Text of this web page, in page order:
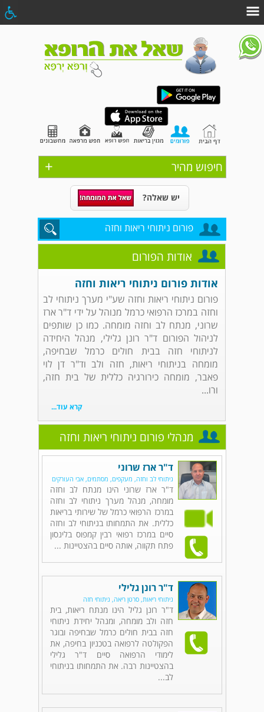
+ חיפוש מהיר
יש שאלה?
פורום ניתוחי ריאות וחזה
אודות הפורום
אודות פורום ניתוחי ריאות וחזה
פורום ניתוחי ריאות וחזה שע"י מערך ניתוחי לב
וחזה במרכז הרפואי כרמל מנוהל על ידי ד"ר ארז
שרוני, מנתח לב וחזה מומחה. כמו כן שותפים
לניהול הפורום ד"ר רונן גלילי, מנהל היחידה
לניתוחי חזה בבית חולים כרמל שבחיפה,
מומחה בניתוחי ריאות, חזה ולב וד"ר דן לוי
פאבר, מומחה כירורגיה כללית של בית חזה,
ורו...
קרא עוד...
מנהלי פורום ניתוחי ריאות וחזה
ד"ר ארז שרוני
ניתוחי לב וחזה, מעקפים, מסתמים, אבי העורקים
ד"ר ארז שרוני הינו מנתח לב וחזה
מומחה, מנהל מערך ניתוחי לב וחזה
במרכז הרפואי כרמל של שירותי בריאות
כללית. את התמחותו בניתוחי לב וחזה
סיים במרכז רפואי רבין קמפוס בלינסון
פתח תקווה, אותה סיים בהצטיינות ...
ד"ר רונן גלילי
ניתוחי ריאות, סרטן ריאה, ניתוחי חזה
ד"ר רונן גליל הינו מנתח ריאות, בית
חזה ולב מומחה, ומנהל יחידת ניתוחי
חזה בבית חולים כרמל שבחיפה ובוגר
הפקולטה לרפואה בטכניון בחיפה, את
לימודי הרפואה סיים ד"ר גלילי
בהצטיינות רבה. את התמחותו בניתוחי
לב...